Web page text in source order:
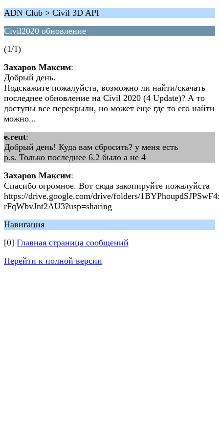
ADN Club > Civil 3D API
Civil2020 обновление
(1/1)
Захаров Максим:
Добрый день.
Подскажите пожалуйста, возможно ли найти/скачать
последнее обновление на Civil 2020 (4 Update)? А то
доступы все перекрыли, но может еще где то его найти
можно...
e.reut:
Добрый день! Куда вам сбросить? у меня есть
p.s. Только последнее 6.2 было а не 4
Захаров Максим:
Спасибо огромное. Вот сюда закопируйте пожалуйста
https://drive.google.com/drive/folders/
rFqWbvJnt2AU3?usp=sharing
Навигация
[0] Главная страница сообщений
Перейти к полной версии